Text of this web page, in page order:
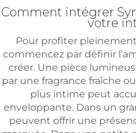
Comment intégrer
votre
Pour profiter
commencez par définir
créer. Une pièce
par une fragrance fraîche
plus intime peut
enveloppante. Dans un
peuvent offrir une